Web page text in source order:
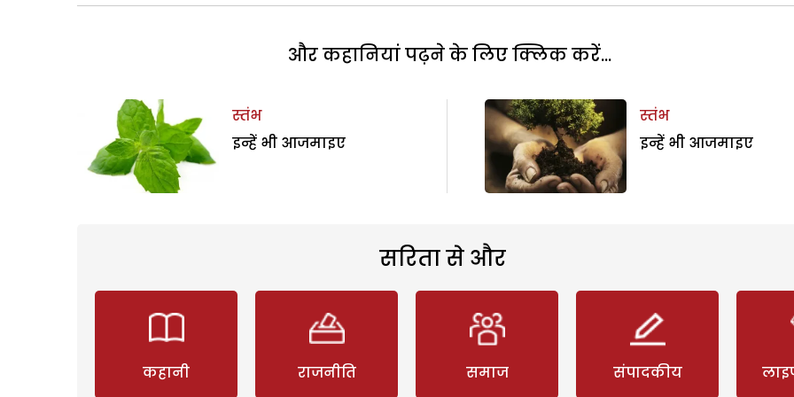
और कहानियां पढ़ने के लिए क्लिक करें...
स्तंभ
इन्हें भी आजमाइए
स्तंभ
इन्हें भी आजमाइए
सरिता से और
कहानी राजनीति समाज संपादकीय